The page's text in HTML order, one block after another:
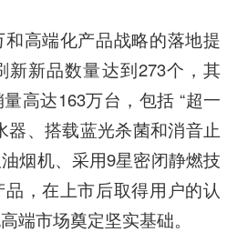
高端化产品战略的落地提
新新品数量达到273个，其
高达163万台，包括 “超一
器、搭载蓝光杀菌和消音止
烟机、采用9星密闭静燃技
，在上市后取得用户的认
端市场奠定坚实基础。